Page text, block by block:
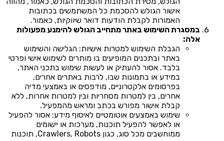
אישור הגולש להסכמת כל המשתמשים בכתובות
האמורות לקבלת הודעות דואר שיווקיות, כאמור.
במסגרת השימוש באתר מתחייב הגולש להימנע מפעולות
אלה:
הגבלת השימוש למטרות אישיות: הגלישה והשימוש
באתר ובתכנים המופיעים בו מותרים לשימוש אישי ופרטי
בלבד. אסור להעתיק או לעשות שימוש בתכני האתר,
במידע או בתמונות שבו, לרבות באתרים אחרים,
בפרסומים אלקטרוניים, מודפסים או באמצעי מדיה
אחרים, בין למטרות מסחריות ובין למטרות אחרות, ללא
קבלת אישור מפורש בכתב ומראש מהמפעיל.
שימוש באמצעים אוטומטיים לאיסוף מידע: אסור להפעיל
או לאפשר להפעיל תוכנות, מערכות או יישומים
ממוחשבים מכל סוג, כגון Crawlers, Robots, תוכנות